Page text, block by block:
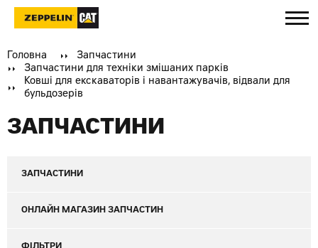
Головна
Запчастини
Запчастини для техніки змішаних парків
Ковші для екскаваторів і навантажувачів, відвали для
бульдозерів
ЗАПЧАСТИНИ
ЗАПЧАСТИНИ
ОНЛАЙН МАГАЗИН ЗАПЧАСТИН
ФІЛЬТРИ